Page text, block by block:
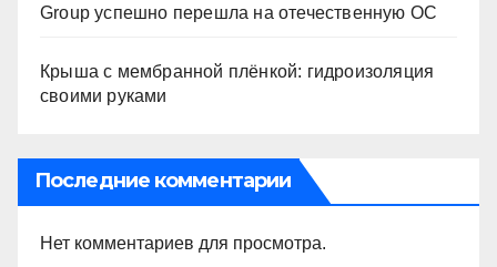
Group успешно перешла на отечественную ОС
Крыша с мембранной плёнкой: гидроизоляция
своими руками
Последние комментарии
Нет комментариев для просмотра.